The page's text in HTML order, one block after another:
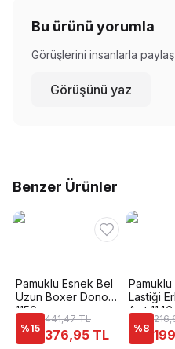
Bu ürünü yorumla
Görüşlerini insanlarla paylaş
Görüşünü yaz
Benzer Ürünler
Pamuklu Esnek Bel
Uzun Boxer Dono
1150
%15
441,47 TL
376,95 TL
Pamuklu
Lastiği
Anıt 1146
%8